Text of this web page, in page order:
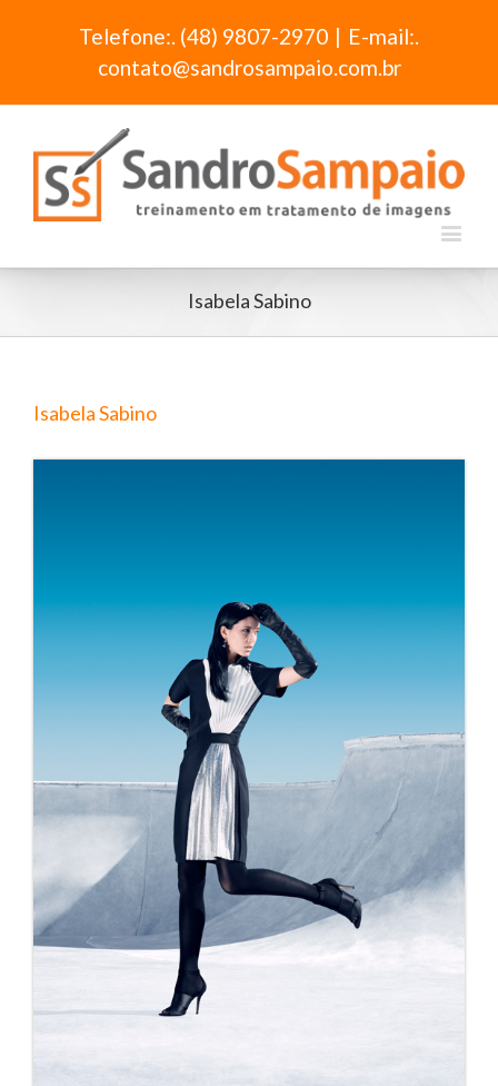
Telefone:. (48) 9807-2970 | E-mail:.
contato@sandrosampaio.com.br
Isabela Sabino
Isabela Sabino